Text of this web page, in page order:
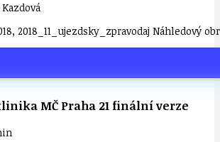
2018_11_ujezdsky_zpravodaj
MČ Praha 21 finální verze